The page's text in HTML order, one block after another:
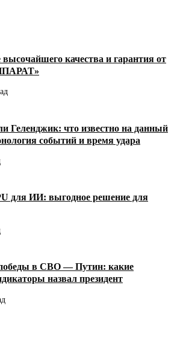
качества и гарантия от
Геленджик: что известно на данный
событий и время удара
для ИИ: выгодное решение для
в СВО — Путин: какие
назвал президент